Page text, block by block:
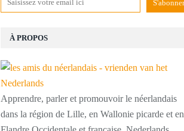
À PROPOS
Apprendre, parler et promouvoir le néerlandais
dans la région de Lille, en Wallonie picarde et en